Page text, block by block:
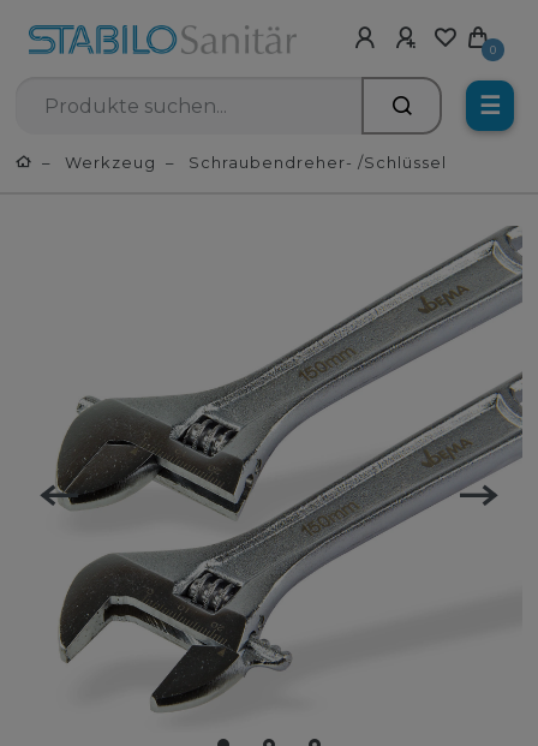
0
☰
Werkzeug Schraubendreher- /schlüssel